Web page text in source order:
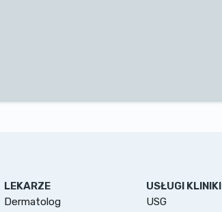
LEKARZE
Dermatolog
USŁUGI KLINIKI
USG